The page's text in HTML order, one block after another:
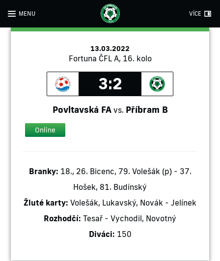
MENU VÍCE
13.03.2022
Fortuna ČFL A, 16. kolo
3:2
Povltavská FAvs. Příbram B
Online
Branky: 18., 26. Bicenc, 79. Volešák (p) - 37.
Hošek, 81. Budínský
Žluté karty: Volešák, Lukavský, Novák - Jelínek
Rozhodčí: Tesař - Vychodil, Novotný
Diváci: 150